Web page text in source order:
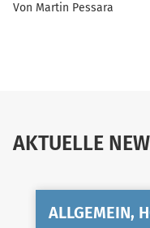
Von Martin Pessara
AKTUELLE
ALLGEMEIN,